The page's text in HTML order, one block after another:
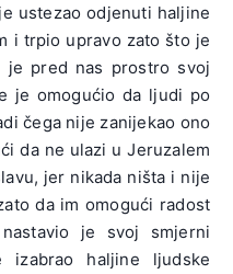
ustezao odjenuti haljine
i trpio upravo zato što je
je pred nas prostro svoj
je omogućio da ljudi po
čega nije zanijekao ono
da ne ulazi u Jeruzalem
jer nikada ništa i nije
da im omogući radost
je svoj smjerni
haljine ljudske